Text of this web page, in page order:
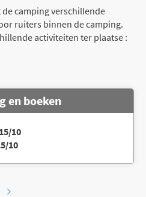
camping verschillende
ruiters binnen de camping.
activiteiten ter plaatse :
en boeken
10
10